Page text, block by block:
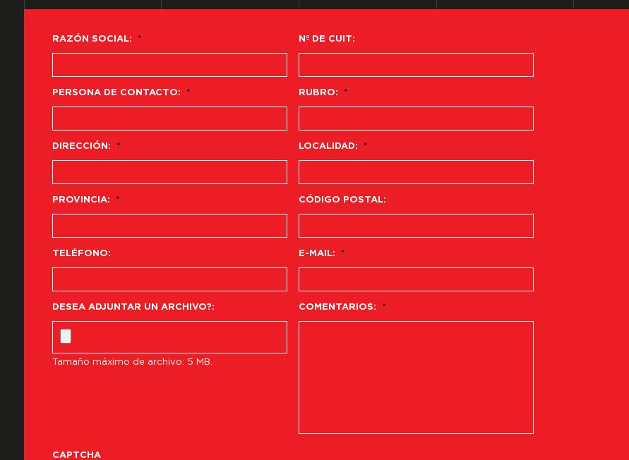
RAZÓN SOCIAL: * Nº DE CUIT:
PERSONA DE CONTACTO: * RUBRO: *
DIRECCIÓN: * LOCALIDAD: *
PROVINCIA: * CÓDIGO POSTAL:
TELÉFONO: E-MAIL: *
DESEA ADJUNTAR UN ARCHIVO?:
Tamaño máximo de archivo: 5 MB.
COMENTARIOS: *
CAPTCHA